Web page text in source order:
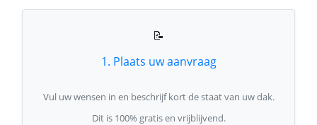
📝
1. Plaats uw aanvraag
Vul uw wensen in en beschrijf kort de staat van uw dak.
Dit is 100% gratis en vrijblijvend.